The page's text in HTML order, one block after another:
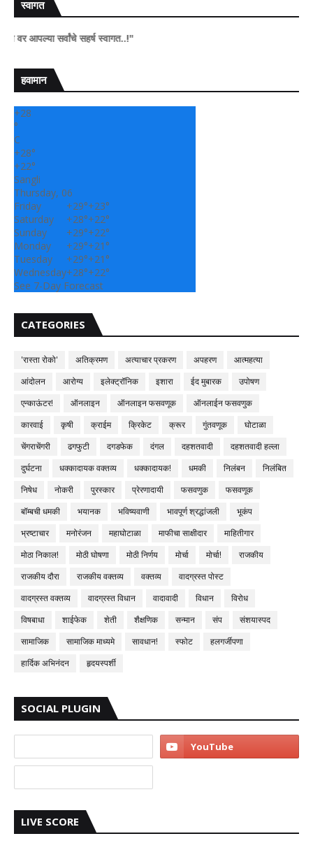
स्वागत
सर्वांचे सहर्ष स्वागत..!"
हवामान
+28
°
C
+28°
+22°
Sangli
Thursday, 06
Friday
+29°+23°
Saturday
+28°+22°
Sunday
+29°+22°
Monday
+29°+21°
Tuesday
+29°+21°
Wednesday+28°+22°
See 7-Day Forecast
CATEGORIES
'रास्ता रोको' अतिक्रमण अत्याचार प्रकरण अपहरण
आत्महत्या
आंदोलन
आरोग्य इलेक्ट्रॉनिक इशारा ईद मुबारक
उपोषण
एन्काऊंटर!
ऑनलाइन ऑनलाइन फसवणूक
ऑनलाईन फसवणुक
कारवाई
कृषी क्राईम क्रिकेट क्रूर गुंतवणूक
घोटाळा
चेंगराचेंगरी
ढगफुटी दगडफेक दंगल दहशतवादी
दहशतवादी हल्ला
दुर्घटना
धक्कादायक वक्तव्य धक्कादायक! धमकी निलंबन
निलंबित
निषेध
नोकरी पुरस्कार प्रेरणादायी फसवणुक
फसवणूक
बॉम्बची धमकी
भयानक भविष्यवाणी भावपूर्ण श्रद्धांजली
भूकंप
भ्रष्टाचार
मनोरंजन महाघोटाळा माफीचा साक्षीदार
माहितीगार
मोठा निकाल!
मोठी घोषणा मोठी निर्णय मोर्चा मोर्चा!
राजकीय
राजकीय दौरा
राजकीय वक्तव्य वक्तव्य
वादग्रस्त पोस्ट
वादग्रस्त वक्तव्य
वादग्रस्त विधान वादावादी विधान
विरोध
विषबाधा
शाईफेक शेती शैक्षणिक सन्मान संप
संशयास्पद
सामाजिक
सामाजिक माध्यमे सावधान! स्फोट
हलगर्जीपणा
हार्दिक अभिनंदन
हृदयस्पर्शी
SOCIAL PLUGIN
LIVE SCORE